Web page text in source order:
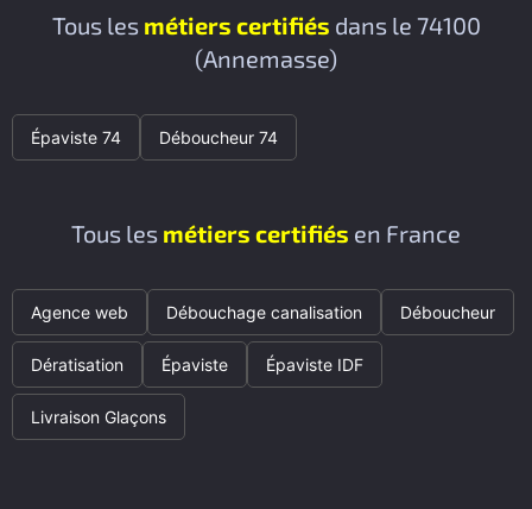
Tous les métiers certifiés dans le 74100
(Annemasse)
Épaviste 74 Déboucheur 74
Tous les métiers certifiés en France
Agence web Débouchage canalisation Déboucheur
Dératisation Épaviste Épaviste IDF
Livraison Glaçons